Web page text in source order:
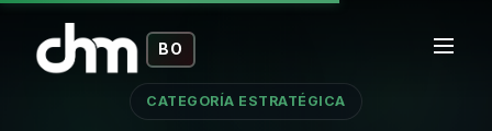
BO
CATEGORÍA ESTRATÉGICA